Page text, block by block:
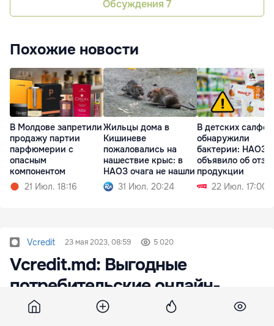
Обсуждения 7
Похожие новости
В Молдове запретили
продажу партии
парфюмерии с
опасным
компонентом
21 Июл. 18:16
Жильцы дома в
Кишиневе
пожаловались на
нашествие крыс: в
НАОЗ очага не нашли
31 Июл. 20:24
В детских
обнаружили
бактерии: НАОЗ
объявило об
продукции
22 Июл. 17:00
Vcredit 23 мая 2023, 08:59 5 020
Vcredit.md: Выгодные
потребительские онлайн-
кредиты и покупки в